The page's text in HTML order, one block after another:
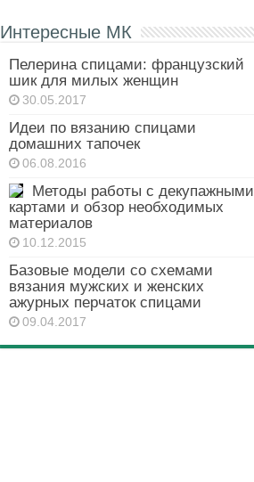
Интересные МК
Пелерина спицами: французский
шик для милых женщин
30.05.2017
Идеи по вязанию спицами
домашних тапочек
06.08.2016
Методы работы с декупажными
картами и обзор необходимых
материалов
10.12.2015
Базовые модели со схемами
вязания мужских и женских
ажурных перчаток спицами
09.04.2017